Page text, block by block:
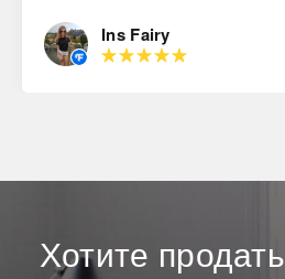
Ins Fairy
Хотите продать